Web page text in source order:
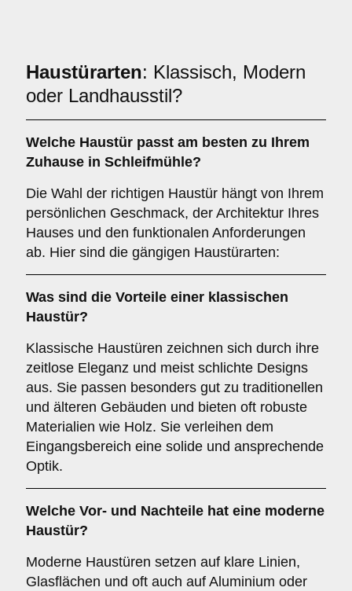
Haustürarten: Klassisch, Modern
oder Landhausstil?
Welche Haustür passt am besten zu Ihrem
Zuhause in Schleifmühle?
Die Wahl der richtigen Haustür hängt von Ihrem
persönlichen Geschmack, der Architektur Ihres
Hauses und den funktionalen Anforderungen
ab. Hier sind die gängigen Haustürarten:
Was sind die Vorteile einer klassischen
Haustür?
Klassische Haustüren zeichnen sich durch ihre
zeitlose Eleganz und meist schlichte Designs
aus. Sie passen besonders gut zu traditionellen
und älteren Gebäuden und bieten oft robuste
Materialien wie Holz. Sie verleihen dem
Eingangsbereich eine solide und ansprechende
Optik.
Welche Vor- und Nachteile hat eine moderne
Haustür?
Moderne Haustüren setzen auf klare Linien,
Glasflächen und oft auch auf Aluminium oder